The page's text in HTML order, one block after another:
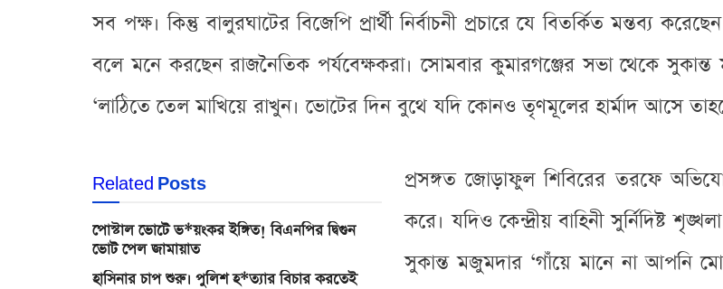
সব পক্ষ। কিন্তু বালুরঘাটের বিজেপি প্রার্থী নির্বাচনী প্রচারে যে বিতর্কিত মন্তব্য
বলে মনে করছেন রাজনৈতিক পর্যবেক্ষকরা। সোমবার কুমারগঞ্জের সভা থেকে সুকান্ত
‘লাঠিতে তেল মাখিয়ে রাখুন। ভোটের দিন বুথে যদি কোনও তৃণমূলের হার্মাদ আসে
RelatedPosts
পোস্টাল ভোটে ভ*য়ংকর ইঙ্গিত! বিএনপির দ্বিগুন
ভোট পেল জামায়াত
হাসিনার চাপ শুরু। পুলিশ হ*ত্যার বিচার করতেই
প্রসঙ্গত জোড়াফুল শিবিরের তরফে অভিযোগ
করে। যদিও কেন্দ্রীয় বাহিনী সুর্নিদিষ্ট
সুকান্ত মজুমদার ‘গাঁয়ে মানে না আপনি